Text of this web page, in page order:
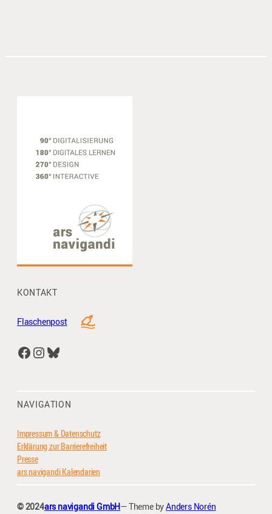
KONTAKT
Flaschenpost
Facebook InstagramBluesky
NAVIGATION
Impressum & Datenschutz
Erklärung zur Barrierefreiheit
Presse
ars navigandi Kalendarien
© 2024ars navigandi GmbH— Theme byAnders Norén